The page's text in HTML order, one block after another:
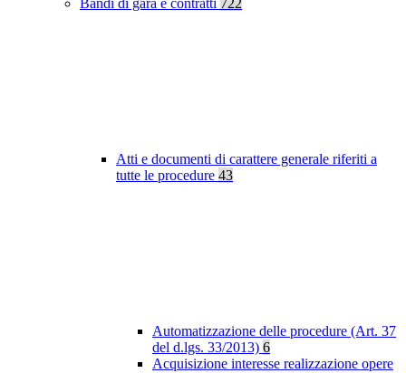
Bandi di gara e contratti 722
Atti e documenti di carattere generale riferiti a
tutte le procedure 43
Automatizzazione delle procedure (Art. 37
del d.lgs. 33/2013) 6
Acquisizione interesse realizzazione opere